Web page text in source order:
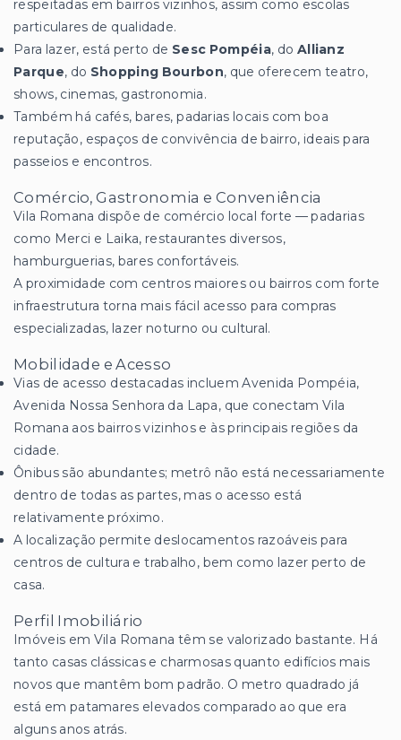
respeitadas em bairros vizinhos, assim como escolas
particulares de qualidade.
Para lazer, está perto de Sesc Pompéia, do Allianz
Parque, do Shopping Bourbon, que oferecem teatro,
shows, cinemas, gastronomia.
Também há cafés, bares, padarias locais com boa
reputação, espaços de convivência de bairro, ideais para
passeios e encontros.
Comércio, Gastronomia e Conveniência
Vila Romana dispõe de comércio local forte — padarias
como Merci e Laika, restaurantes diversos,
hamburguerias, bares confortáveis.
A proximidade com centros maiores ou bairros com forte
infraestrutura torna mais fácil acesso para compras
especializadas, lazer noturno ou cultural.
Mobilidade e Acesso
Vias de acesso destacadas incluem Avenida Pompéia,
Avenida Nossa Senhora da Lapa, que conectam Vila
Romana aos bairros vizinhos e às principais regiões da
cidade.
Ônibus são abundantes; metrô não está necessariamente
dentro de todas as partes, mas o acesso está
relativamente próximo.
A localização permite deslocamentos razoáveis para
centros de cultura e trabalho, bem como lazer perto de
casa.
Perfil Imobiliário
Imóveis em Vila Romana têm se valorizado bastante. Há
tanto casas clássicas e charmosas quanto edifícios mais
novos que mantêm bom padrão. O metro quadrado já
está em patamares elevados comparado ao que era
alguns anos atrás.